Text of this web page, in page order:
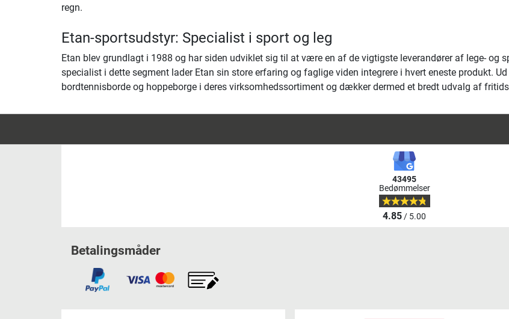
regn.
Etan-sportsudstyr: Specialist i sport og leg
Etan blev grundlagt i 1988 og har siden udviklet sig til at være en af de vigtigste leverandører af lege-
specialist i dette segment lader Etan sin store erfaring og faglige viden integrere i hvert eneste produkt.
bordtennisborde og hoppeborge i deres virksomhedssortiment og dækker dermed et bredt udvalg af
43495
Bedømmelser
4.85/ 5.00
Betalingsmåder